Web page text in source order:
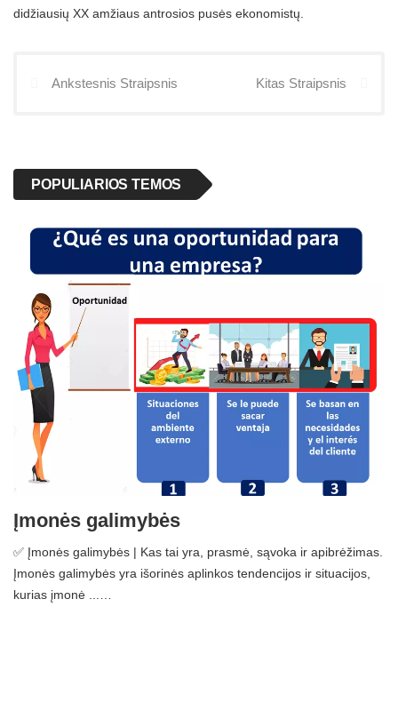
didžiausių XX amžiaus antrosios pusės ekonomistų.
Ankstesnis Straipsnis Kitas Straipsnis
POPULIARIOS TEMOS
Įmonės galimybės
✅ Įmonės galimybės | Kas tai yra, prasmė, sąvoka ir apibrėžimas.
Įmonės galimybės yra išorinės aplinkos tendencijos ir situacijos,
kurias įmonė ...…